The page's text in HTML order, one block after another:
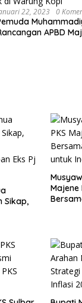
22, 2023 0
APBD
Sikap,
Majene